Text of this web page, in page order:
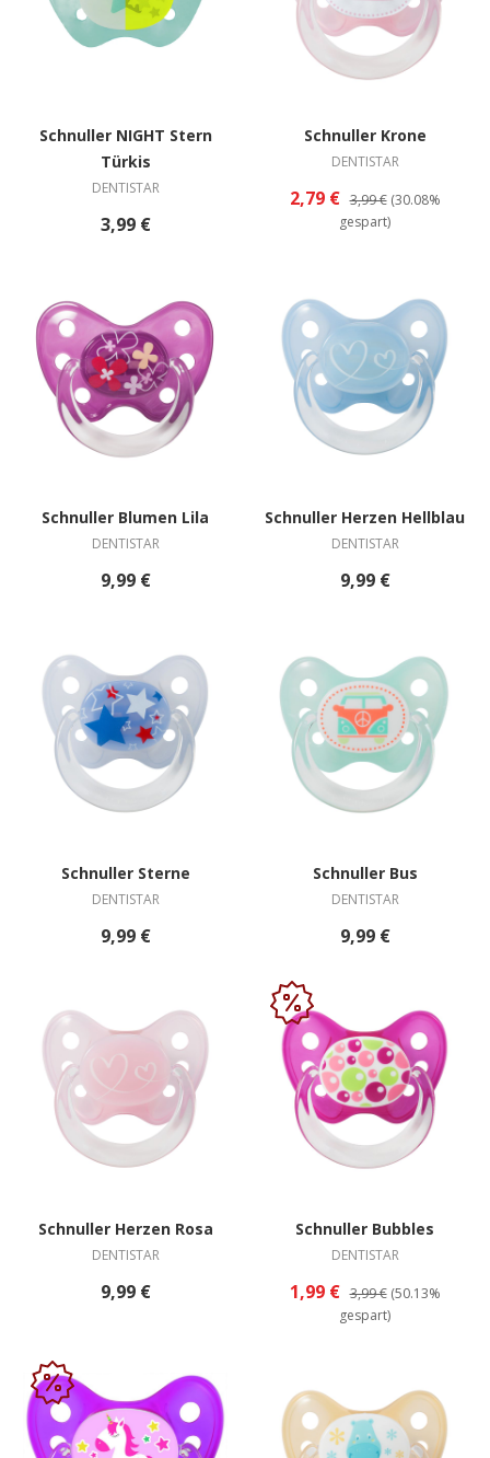
Schnuller NIGHT Stern
Türkis
DENTISTAR
3,99 €
Schnuller Krone
DENTISTAR
2,79 € 3,99 € (30.08%
gespart)
Schnuller Blumen Lila
DENTISTAR
9,99 €
Schnuller Herzen Hellblau
DENTISTAR
9,99 €
Schnuller Sterne
DENTISTAR
9,99 €
Schnuller Bus
DENTISTAR
9,99 €
Schnuller Herzen Rosa
DENTISTAR
9,99 €
Schnuller Bubbles
DENTISTAR
1,99 € 3,99 € (50.13%
gespart)